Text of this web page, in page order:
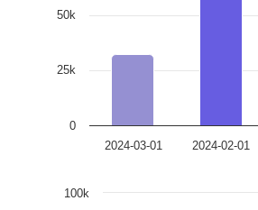
2024-03-01 2024-02-01
0
25k
50k
100k